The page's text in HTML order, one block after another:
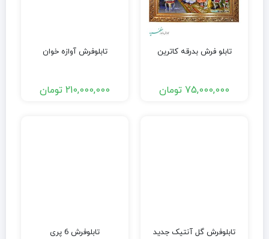
تابلو فرش بدرقه کاترین
75,000,000 تومان
تابلوفرش آوازه خوان
210,000,000 تومان
تابلوفرش گل آنتیک جدید تابلوفرش 6 پری